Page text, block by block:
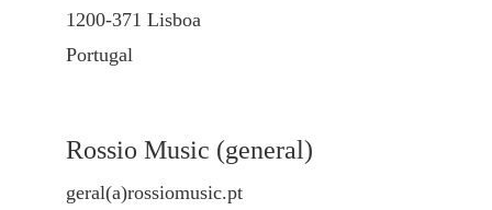
1200-371 Lisboa
Portugal
Rossio Music (general)
geral(a)rossiomusic.pt